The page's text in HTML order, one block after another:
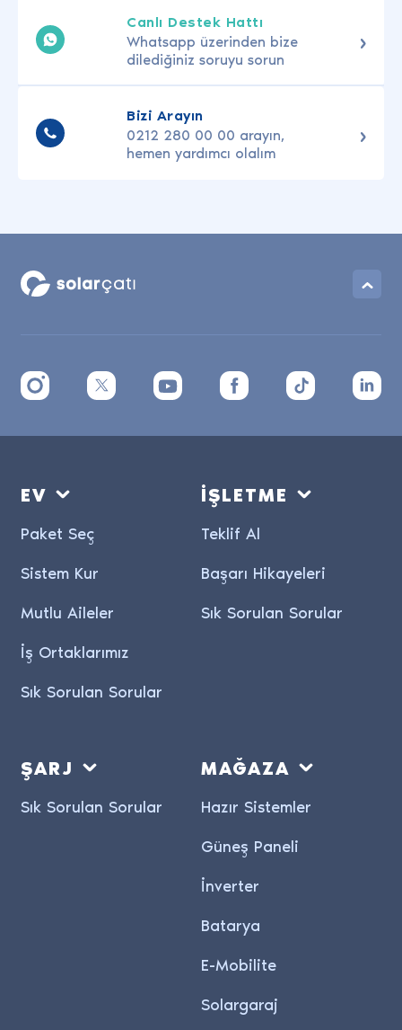
Canlı Destek Hattı
Whatsapp üzerinden bize
dilediğiniz soruyu sorun
Bizi Arayın
0212 280 00 00 arayın,
hemen yardımcı olalım
EV
Paket Seç
Sistem Kur
Mutlu Aileler
İş Ortaklarımız
Sık Sorulan Sorular
İŞLETME
Teklif Al
Başarı Hikayeleri
Sık Sorulan Sorular
ŞARJ
Sık Sorulan Sorular
MAĞAZA
Hazır Sistemler
Güneş Paneli
İnverter
Batarya
E-Mobilite
Solargaraj